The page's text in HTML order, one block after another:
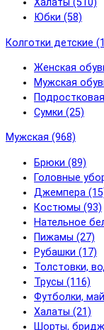
Халаты (510)
Юбки (58)
Колготки детские
Женская
Мужская
Сумки (25)
Мужская (968)
Брюки (89)
Головные
Джемпера
Костюмы (93)
Нательное
Пижамы (27)
Рубашки (17)
Толстовки,
Трусы (116)
Футболки,
Халаты (21)
Шорты,